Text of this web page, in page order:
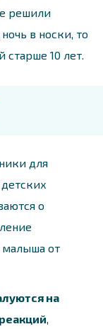
решили
в носки, то
старше 10 лет.
для
о
малыша от
на
,